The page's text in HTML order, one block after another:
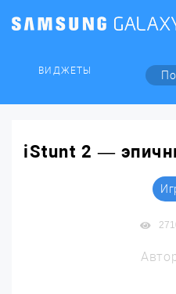
ВИДЖЕТЫ
iStunt 2 —